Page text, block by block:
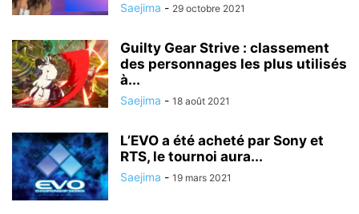
Saejima - 29 octobre 2021
Guilty Gear Strive : classement
des personnages les plus utilisés
à...
Saejima - 18 août 2021
L’EVO a été acheté par Sony et
RTS, le tournoi aura...
Saejima - 19 mars 2021